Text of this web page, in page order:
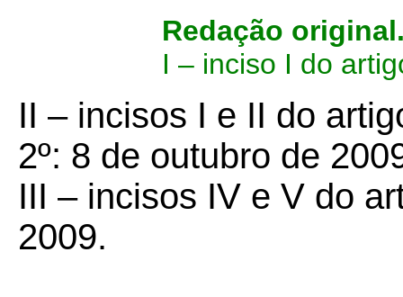
Redação
I – inciso I do
II – incisos I e II do
2º: 8 de outubro de
III – incisos IV e V do
2009.